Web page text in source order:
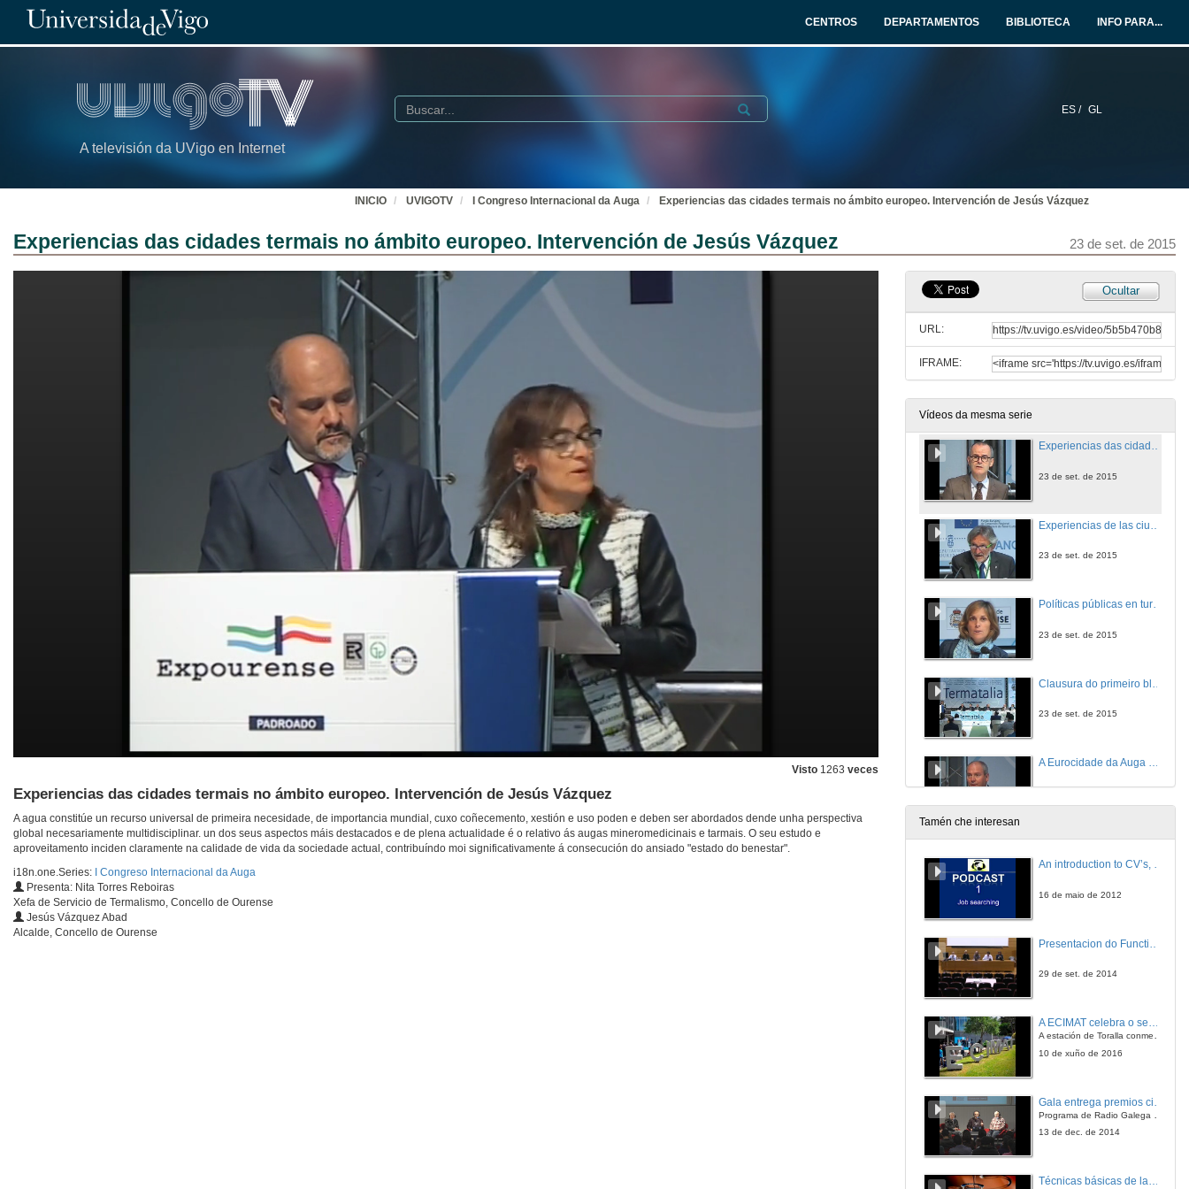
CENTROS DEPARTAMENTOS BIBLIOTECA INFO PARA...
A televisión da UVigo en Internet
ES / GL
Buscar Submit
INICIO UVIGOTV I Congreso Internacional da Auga Experiencias das cidades termais no ámbito europeo. Intervención de Jesús Vázquez
Experiencias das cidades termais no ámbito europeo. Intervención de Jesús Vázquez 23 de set. de 2015
Visto 1263 veces
Experiencias das cidades termais no ámbito europeo. Intervención de Jesús Vázquez
A agua constitúe un recurso universal de primeira necesidade, de importancia mundial, cuxo coñecemento, xestión e uso poden e deben ser abordados dende unha perspectiva
global necesariamente multidisciplinar. un dos seus aspectos máis destacados e de plena actualidade é o relativo ás augas mineromedicinais e tarmais. O seu estudo e
aproveitamento inciden claramente na calidade de vida da sociedade actual, contribuíndo moi significativamente á consecución do ansiado "estado do benestar".
i18n.one.Series:
I Congreso Internacional da Auga
Presenta: Nita Torres Reboiras
Xefa de Servicio de Termalismo, Concello de Ourense
Jesús Vázquez Abad
Alcalde, Concello de Ourense
Ocultar
URL:
IFRAME:
Vídeos da mesma serie
Apertura da sesión
Apertura do primeiro bloque
23 de set. de 2015
Experiencias das cidades termais no ámbito europeo. Intervención de Jesús Vázquez
23 de set. de 2015
23 de set. de 2015
Políticas públicas en turismo termal
23 de set. de 2015
23 de set. de 2015
A Eurocidade da Auga Chaves-Verín
Estratexia 2013-2020 de cooperación público-privada para o desenvolvemento do sector termal provincial a través dun modelo innovador Smart Termalismo Social Pontevedra
23 de set. de 2015
23 de set. de 2015
Tamén che interesan
An introduction to CV’s, letters, and job searching
16 de maio de 2012
29 de set. de 2014
A ECIMAT celebra o seu décimo aniversario
A estación de Toralla conmemora a efeméride asinando un convenio coa Universidad del País Vasco
10 de xuño de 2016
Programa de Radio Galega "Efervescencia"
13 de dec. de 2014
Técnicas básicas de laboratorio aplicadas á bioloxía